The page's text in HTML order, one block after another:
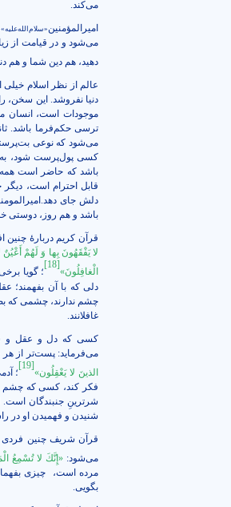
می‌کند.
امیرالمؤمنین«سلام‌الله‌علیه»
می‌شود و در قیامت از
دهید، هم دین شما و هم
عالم از نظر اسلام
دنیا نفروشد. این سخن،
موجودات است، انسان
ترسی حکم‌فرما باشد.
می‌شود که نوعی
کسی پول‌پرست شود، به
باشد که حاضر است همه
قابل احترام است، دیگر
دلش جای
باشد و هم روز، دوستى
قرآن کریم دربارۀ چنین
لا يَفْقَهُونَ بِها وَ لَهُمْ
الْغافِلُونَ»
[18]
؛ گویا
دلی که با آن بفهمند؛
چشم ندارند، چشمی که
غافلانند.
کسی که دل و عقل و
می‌فرماید: پست‌تر از هر
الذینَ لا يَعْقِلُون‏»
[19]
؛
فکر کند، کسی که چشم
شرترینِ جنبندگان
شنیدن و فهمیدن او در
قرآن شریف چنین فردی
می‌شود:«إِنَّكَ لا تُسْمِعُ
مرده است،
چیزی
بگویی.